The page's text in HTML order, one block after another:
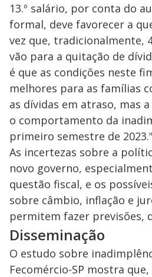
13.º salário, por conta do
formal, deve favorecer a
vez que, tradicionalmente,
vão para a quitação de
é que as condições neste
melhores para as famílias
as dívidas em atraso, mas
o comportamento da
primeiro semestre de 2023."
As incertezas sobre a
novo governo,
questão fiscal, e os
sobre câmbio, inflação e
permitem fazer previsões,
Disseminação
O estudo sobre
Fecomércio-SP mostra